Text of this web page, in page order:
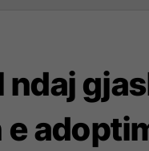
ndaj